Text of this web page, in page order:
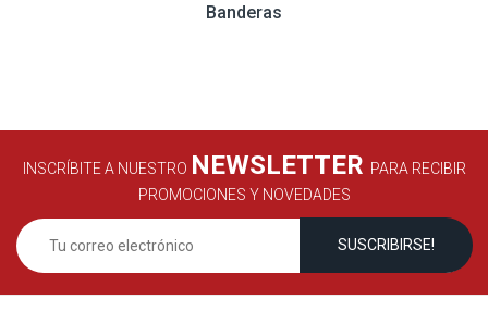
Banderas
INSCRÍBITE A NUESTRO NEWSLETTER PARA RECIBIR
PROMOCIONES Y NOVEDADES